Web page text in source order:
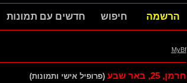
הרשמה חיפוש חדשים עם תמונות
MyBf
חרמן,25, באר שבע (פרופיל אישי ותמונות)